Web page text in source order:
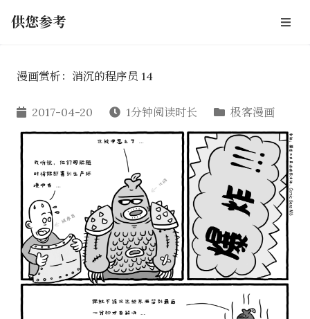
供您参考
漫画赏析：消沉的程序员 14
2017-04-20 1分钟阅读时长 极客漫画